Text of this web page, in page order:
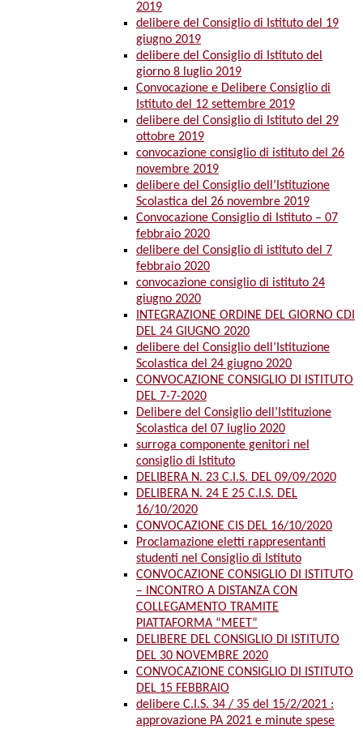
2019
delibere del Consiglio di Istituto del 19
giugno 2019
delibere del Consiglio di Istituto del
giorno 8 luglio 2019
Convocazione e Delibere Consiglio di
Istituto del 12 settembre 2019
delibere del Consiglio di Istituto del 29
ottobre 2019
convocazione consiglio di istituto del 26
novembre 2019
delibere del Consiglio dell’Istituzione
Scolastica del 26 novembre 2019
Convocazione Consiglio di Istituto – 07
febbraio 2020
delibere del Consiglio di istituto del 7
febbraio 2020
convocazione consiglio di istituto 24
giugno 2020
INTEGRAZIONE ORDINE DEL GIORNO CDI
DEL 24 GIUGNO 2020
delibere del Consiglio dell’Istituzione
Scolastica del 24 giugno 2020
CONVOCAZIONE CONSIGLIO DI ISTITUTO
DEL 7-7-2020
Delibere del Consiglio dell’Istituzione
Scolastica del 07 luglio 2020
surroga componente genitori nel
consiglio di Istituto
DELIBERA N. 23 C.I.S. DEL 09/09/2020
DELIBERA N. 24 E 25 C.I.S. DEL
16/10/2020
CONVOCAZIONE CIS DEL 16/10/2020
Proclamazione eletti rappresentanti
studenti nel Consiglio di Istituto
CONVOCAZIONE CONSIGLIO DI ISTITUTO
– INCONTRO A DISTANZA CON
COLLEGAMENTO TRAMITE
PIATTAFORMA “MEET”
DELIBERE DEL CONSIGLIO DI ISTITUTO
DEL 30 NOVEMBRE 2020
CONVOCAZIONE CONSIGLIO DI ISTITUTO
DEL 15 FEBBRAIO
delibere C.I.S. 34 / 35 del 15/2/2021 :
approvazione PA 2021 e minute spese